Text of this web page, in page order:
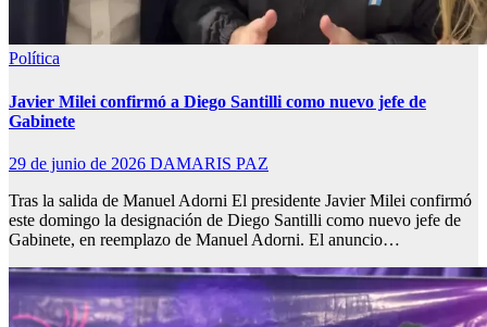
Política
Javier Milei confirmó a Diego Santilli como nuevo jefe de
Gabinete
29 de junio de 2026 DAMARIS PAZ
Tras la salida de Manuel Adorni El presidente Javier Milei confirmó
este domingo la designación de Diego Santilli como nuevo jefe de
Gabinete, en reemplazo de Manuel Adorni. El anuncio…